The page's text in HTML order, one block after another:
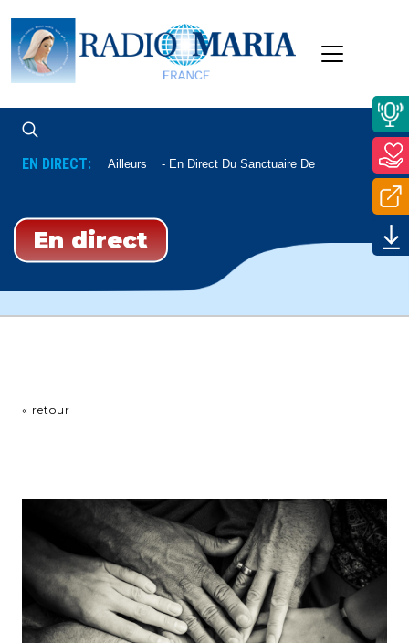
EN DIRECT:
De Lourdes Ou Ailleurs En Direct Du Sanctuaire De Lourdes
En direct
« retour